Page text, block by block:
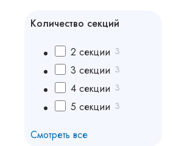
Количество секций
2 секции 3
3 секции 3
4 секции 3
5 секции 3
Смотреть все